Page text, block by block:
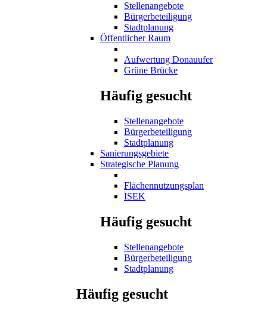
Stellenangebote
Bürgerbeteiligung
Stadtplanung
Öffentlicher Raum
Aufwertung Donauufer
Grüne Brücke
Häufig gesucht
Stellenangebote
Bürgerbeteiligung
Stadtplanung
Sanierungsgebiete
Strategische Planung
Flächennutzungsplan
ISEK
Häufig gesucht
Stellenangebote
Bürgerbeteiligung
Stadtplanung
Häufig gesucht